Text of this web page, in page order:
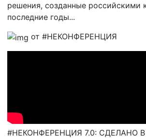
решения, созданные российскими
последние годы...
от #НЕКОНФЕРЕНЦИЯ
#НЕКОНФЕРЕНЦИЯ 7.0: СДЕЛАНО